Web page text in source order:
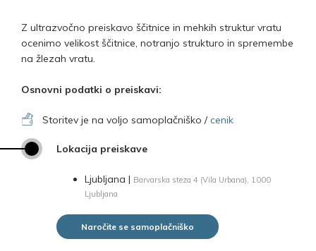
Z ultrazvočno preiskavo ščitnice in mehkih struktur vratu
ocenimo velikost ščitnice, notranjo strukturo in spremembe
na žlezah vratu.
Osnovni podatki o preiskavi:
Storitev je na voljo samoplačniško /cenik
Lokacija preiskave
Ljubljana | Barvarska steza 4 (Vila Urbana), 1000
Ljubljana
Naročite se samoplačniško